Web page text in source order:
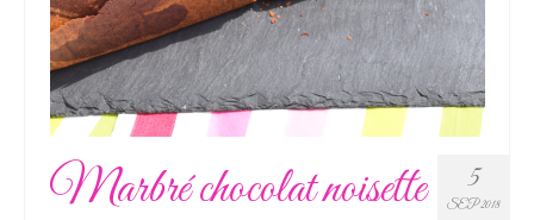
5
SEP 2018
Marbré chocolat noisette